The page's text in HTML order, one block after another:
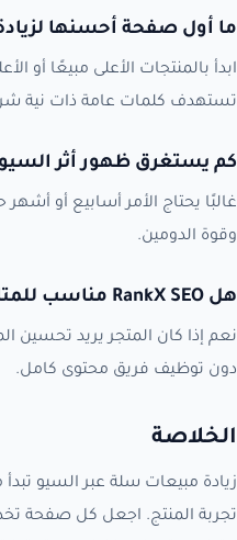
ما أول صفحة أحسنها
ابدأ بالمنتجات الأعلى مبيعًا أو
تستهدف كلمات عامة ذات نية
كم يستغرق ظهور أثر
غالبًا يحتاج الأمر أسابيع أو
وقوة الدومين.
هل RankX SEO مناسب للمتاجر الصغيرة؟
نعم إذا كان المتجر يريد تحسين
دون توظيف فريق محتوى كامل.
الخلاصة
زيادة مبيعات سلة عبر السيو
تجربة المنتج. اجعل كل صفحة